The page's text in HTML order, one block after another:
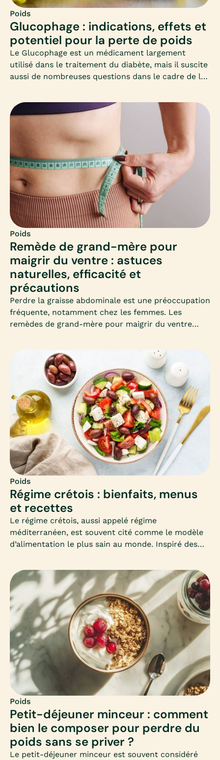
Poids
Glucophage : indications, effets et
potentiel pour la perte de poids
Le Glucophage est un médicament largement
utilisé dans le traitement du diabète, mais il suscite
aussi de nombreuses questions dans le cadre de la
qui souhaitent perdre du poids et s’interrogent sur
Poids
Remède de grand-mère pour
maigrir du ventre : astuces
naturelles, efficacité et
précautions
Perdre la graisse abdominale est une préoccupation
fréquente, notamment chez les femmes. Les
remèdes de grand-mère pour maigrir du ventre
ensemble les astuces les plus connues, leur
efficacité et les précautions à connaître.
Poids
Régime crétois : bienfaits, menus
et recettes
Le régime crétois, aussi appelé régime
méditerranéen, est souvent cité comme le modèle
d’alimentation le plus sain au monde. Inspiré des
Mais peut-il vraiment aider à maigrir ? Comment
l’adapter en hiver ? Voici un guide complet pour
comprendre et adopter ce mode d’alimentation
équilibré.
Poids
Petit-déjeuner minceur : comment
bien le composer pour perdre du
poids sans se priver ?
Le petit-déjeuner minceur est souvent considéré